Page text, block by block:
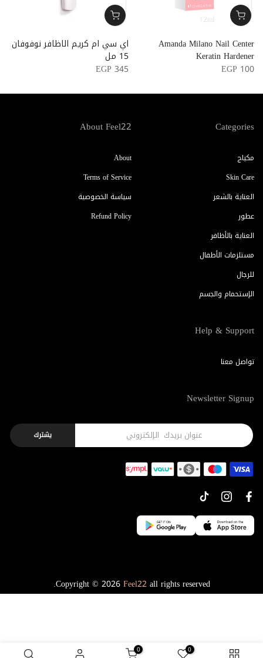
اي سي ام كريم الاظافر نوفوفان
15 مل
EGP 345
12ml
Amanda Milano Nail Center
Keratin Hardener
EGP 100
Categories
مكياج
Skin Care
العناية بالشعر
عطور
العناية بالأظافر
مستلزمات الأطفال
للرجال
الإستحمام والجسم
About Feel22
About
Terms of Service
سياسة الخصوصية
Refund Policy
Help & Support
تواصل معنا
Newsletter Signup
يشترك
Copyright © 2026Feel22all rights reserved.
0
0